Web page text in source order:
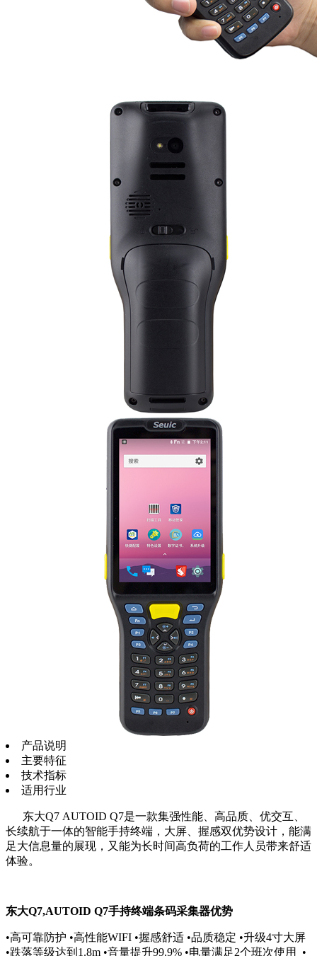
产品说明
主要特征
技术指标
适用行业
东大Q7 AUTOID Q7是一款集强性能、高品质、优交互、
长续航于一体的智能手持终端，大屏、握感双优势设计，能满
足大信息量的展现，又能为长时间高负荷的工作人员带来舒适
体验。
东大Q7,AUTOID Q7手持终端条码采集器优势
•高可靠防护 •高性能WIFI •握感舒适 •品质稳定 •升级4寸大屏
•跌落等级达到1.8m •音量提升99.9% •电量满足2个班次使用 •